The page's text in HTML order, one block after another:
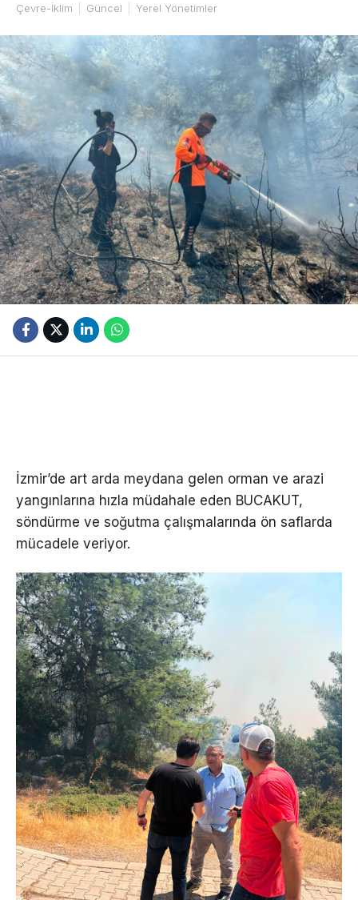
Çevre-İklim Güncel Yerel Yönetimler
İzmir’de art arda meydana gelen orman ve arazi
yangınlarına hızla müdahale eden BUCAKUT,
söndürme ve soğutma çalışmalarında ön saflarda
mücadele veriyor.